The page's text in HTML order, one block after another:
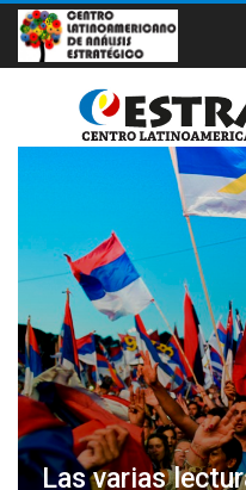
Las varias